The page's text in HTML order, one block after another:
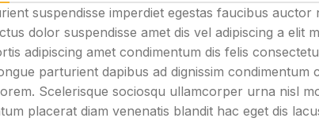
suspendisse imperdiet egestas faucibus
dolor suspendisse amet dis vel adipiscing a elit
adipiscing amet condimentum dis felis
parturient dapibus ad dignissim
Scelerisque sociosqu ullamcorper urna nisl
placerat diam venenatis blandit hac eget dis